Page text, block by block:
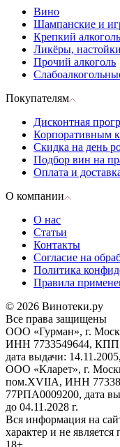
Вино
Шампанские и
Крепкий алкоголь
Ликёры,
Прочий алкоголь
Покупателям
Дисконтная
Корпоративным
Скидка на день
Подбор вин на
Оплата и
О компании
О нас
Статьи
Контакты
Согласие на
Политика
Правила
© 2026 Винотеки.ру
Все права защищены
ООО «Гурман», г.
ИНН 7733549644, КПП
дата выдачи:
ООО «Кларет», г.
пом.XVIIA, ИНН
77РПА0009200, дата
до 04.11.2028 г.
Вся информация на
характер и не
18+